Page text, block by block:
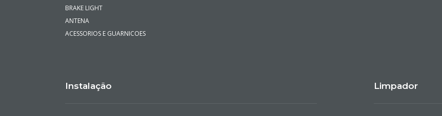
BRAKE LIGHT
ANTENA
ACESSORIOS E GUARNICOES
Instalação Limpador